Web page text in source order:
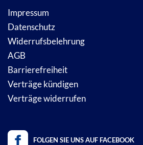
Impressum
Datenschutz
Widerrufsbelehrung
AGB
Barrierefreiheit
Verträge kündigen
Verträge widerrufen
FOLGEN SIE UNS AUF FACEBOOK